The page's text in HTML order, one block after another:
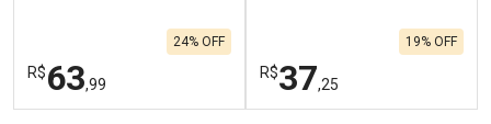
R$63,99
24% OFF
R$37,25
19% OFF